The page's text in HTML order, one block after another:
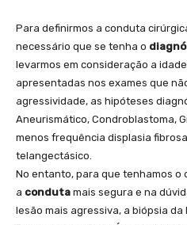
Para definirmos a conduta
necessário que se tenha o
levarmos em consideração a
apresentadas nos exames que
agressividade, as hipóteses
Aneurismático, Condroblastoma,
menos frequência displasia
telangectásico.
No entanto, para que tenhamos o
a conduta mais segura e na
lesão mais agressiva, a biópsia